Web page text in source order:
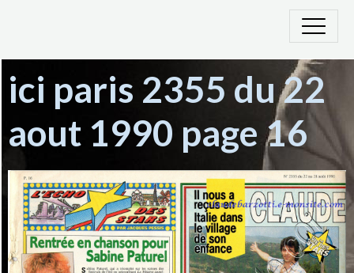
ici paris 2355 du 22
aout 1990 page 16